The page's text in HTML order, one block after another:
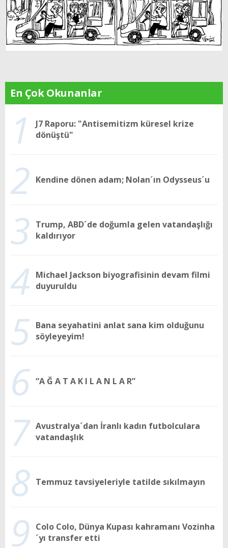
En Çok Okunanlar
1
J7 Raporu: "Antisemitizm küresel krize
dönüştü"
2 Kendine dönen adam; Nolan´ın Odysseus´u
3 Trump, ABD´de doğumla gelen vatandaşlığı
kaldırıyor
4 Michael Jackson biyografisinin devam filmi
duyuruldu
5 Bana seyahatini anlat sana kim olduğunu
söyleyeyim!
6 “A Ğ A T A K I L A N L A R”
7 Avustralya´dan İranlı kadın futbolculara
vatandaşlık
8 Temmuz tavsiyeleriyle tatilde sıkılmayın
9
Colo Colo, Dünya Kupası kahramanı Vozinha
´yı transfer etti